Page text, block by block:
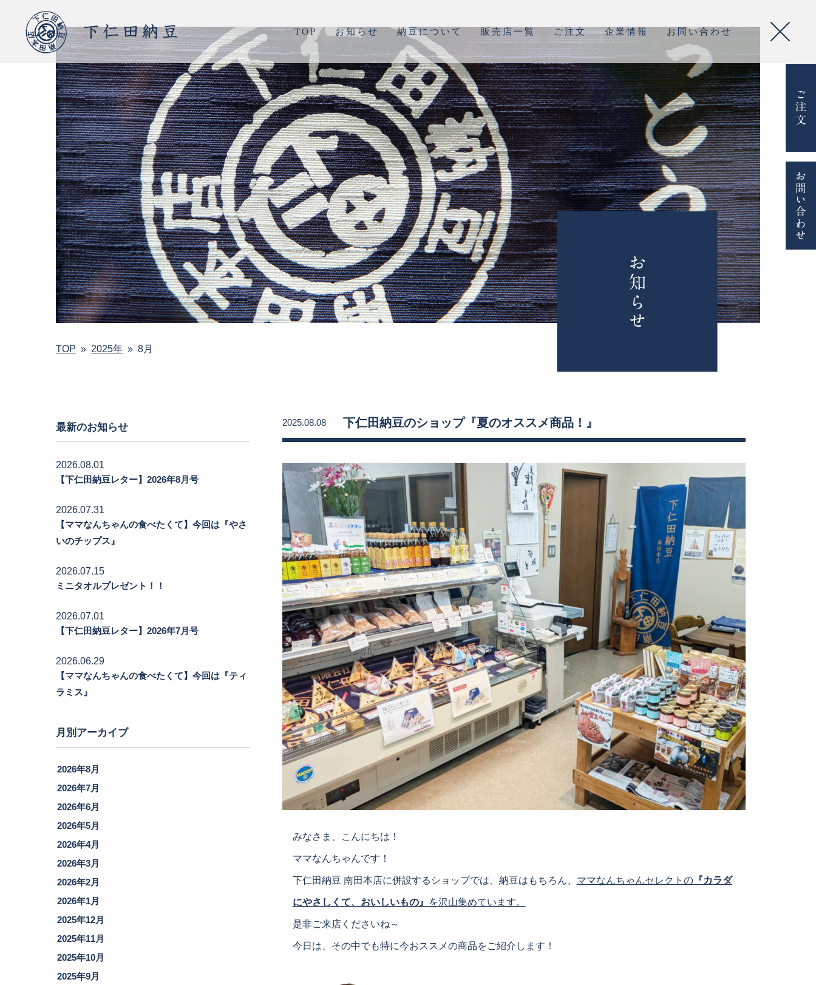
TOP お知らせ 納豆について 販売店一覧 ご注文 企業情報 お問い合わせ
TOP » 2025年 » 8月
2025.08.08 下仁田納豆のショップ『夏のオススメ商品！』
みなさま、こんにちは！
ママなんちゃんです！
下仁田納豆 南田本店に併設するショップでは、納豆はもちろん、 ママなんちゃんセレクトの『カラダ
にやさしくて、おいしいもの』 を沢山集めています。
是非ご来店くださいね～
今日は、その中でも特に今おススメの商品をご紹介します！
最新のお知らせ
【下仁田納豆レター】2026年8月号
2026.08.01
【ママなんちゃんの食べたくて】今回は『やさ
いのチップス』
2026.07.31
ミニタオルプレゼント！！
2026.07.15
【下仁田納豆レター】2026年7月号
2026.07.01
【ママなんちゃんの食べたくて】今回は『ティ
ラミス』
2026.06.29
月別アーカイブ
2026年8月
2026年7月
2026年6月
2026年5月
2026年4月
2026年3月
2026年2月
2026年1月
2025年12月
2025年11月
2025年10月
2025年9月